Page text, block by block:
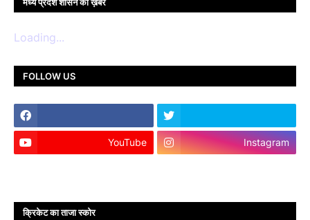
Loading...
FOLLOW US
YouTube Instagram
क्रिकेट का ताजा स्कोर